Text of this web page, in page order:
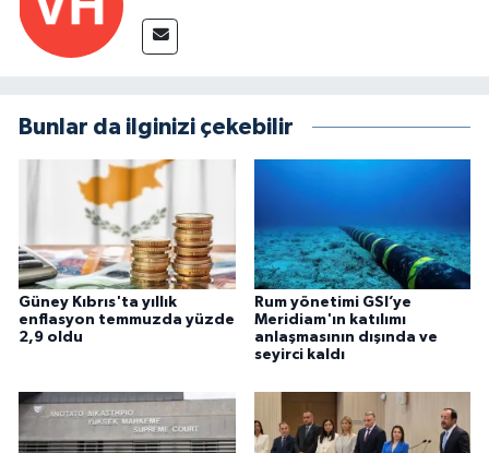
Bunlar da ilginizi çekebilir
Güney Kıbrıs'ta yıllık
enflasyon temmuzda yüzde
2,9 oldu
Rum yönetimi GSI’ye
Meridiam'ın katılımı
anlaşmasının dışında ve
seyirci kaldı